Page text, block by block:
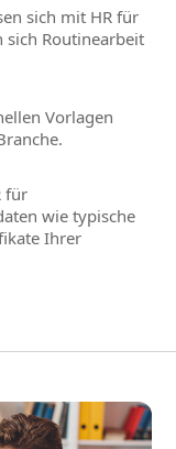
sich mit HR für
sich Routinearbeit
Vorlagen
für
wie typische
Ihrer